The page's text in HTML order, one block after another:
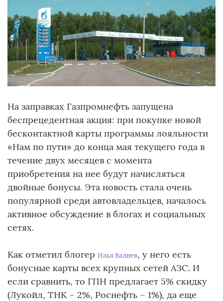
На заправках Газпромнефть запущена
беспрецедентная акция: при покупке новой
бесконтактной карты программы лояльности
«Нам по пути» до конца мая текущего года в
течение двух месяцев с момента
приобретения на нее будут начисляться
двойные бонусы. Эта новость стала очень
популярной среди автовладельцев, началось
активное обсуждение в блогах и социальных
сетях.
Как отметил блогер Илья Валиев, у него есть
бонусные карты всех крупных сетей АЗС. И
если сравнить, то ГПН предлагает 5% скидку
(Лукойл, ТНК – 2%, Роснефть – 1%), да еще